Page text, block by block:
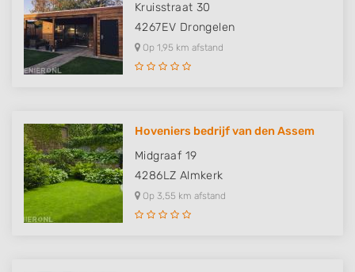
Kruisstraat 30
4267EV Drongelen
Op 1,95 km afstand
Hoveniers bedrijf van den Assem
Midgraaf 19
4286LZ Almkerk
Op 3,55 km afstand